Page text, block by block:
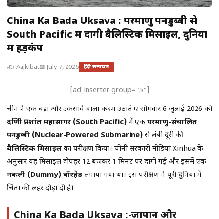
China Ka Bada Uksava : परमाणु पनडुब्बी से
South Pacific में दागी बैलिस्टिक मिसाइल, दुनिया
में हड़कंप
✍️ Aajkibat📅 July 7, 2026 हिंदी समाचार
[ad_inserter group="5"]
चीन ने एक बड़ा और उकसावे वाला कदम उठाते हुए सोमवार 6 जुलाई 2026 को
दक्षिणी प्रशांत महासागर (South Pacific) में एक परमाणु-संचालित
पनडुब्बी (Nuclear-Powered Submarine) से लंबी दूरी की
बैलिस्टिक मिसाइल का परीक्षण किया। चीनी सरकारी मीडिया Xinhua के
अनुसार यह मिसाइल दोपहर 12 बजकर 1 मिनट पर दागी गई और इसमें एक
नकली (Dummy) वॉरहेड लगाया गया था। इस परीक्षण ने पूरी दुनिया में
चिंता की लहर दौड़ा दी है।
China Ka Bada Uksava :-जापान और